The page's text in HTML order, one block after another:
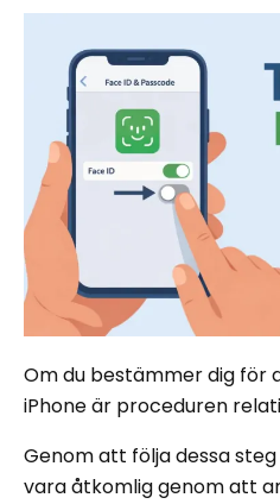
Om du bestämmer dig för
iPhone är proceduren
Genom att följa dessa
vara åtkomlig genom att